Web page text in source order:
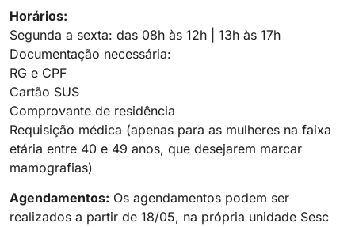
Horários:
Segunda a sexta: das 08h às 12h | 13h às 17h
Documentação necessária:
RG e CPF
Cartão SUS
Comprovante de residência
Requisição médica (apenas para as mulheres na faixa
etária entre 40 e 49 anos, que desejarem marcar
mamografias)
Agendamentos: Os agendamentos podem ser
realizados a partir de 18/05, na própria unidade Sesc